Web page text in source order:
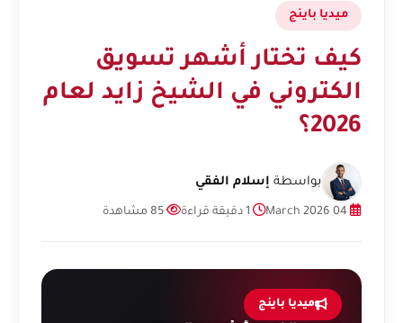
ميديا باينج
كيف تختار أشهر تسويق
الكتروني في الشيخ زايد لعام
2026؟
بواسطة إسلام الفقي
ميديا باينج